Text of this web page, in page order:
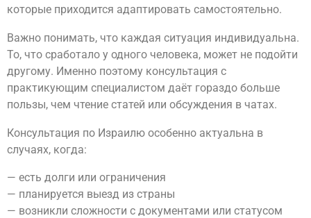
которые приходится адаптировать самостоятельно.
Важно понимать, что каждая ситуация индивидуальна.
То, что сработало у одного человека, может не подойти
другому. Именно поэтому консультация с
практикующим специалистом даёт гораздо больше
пользы, чем чтение статей или обсуждения в чатах.
Консультация по Израилю особенно актуальна в
случаях, когда:
— есть долги или ограничения
— планируется выезд из страны
— возникли сложности с документами или статусом